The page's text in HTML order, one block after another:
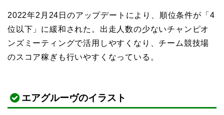
2022年2月24日のアップデートにより、順位条件が「4
位以下」に緩和された。出走人数の少ないチャンピオ
ンズミーティングで活用しやすくなり、チーム競技場
のスコア稼ぎも行いやすくなっている。
エアグルーヴのイラスト